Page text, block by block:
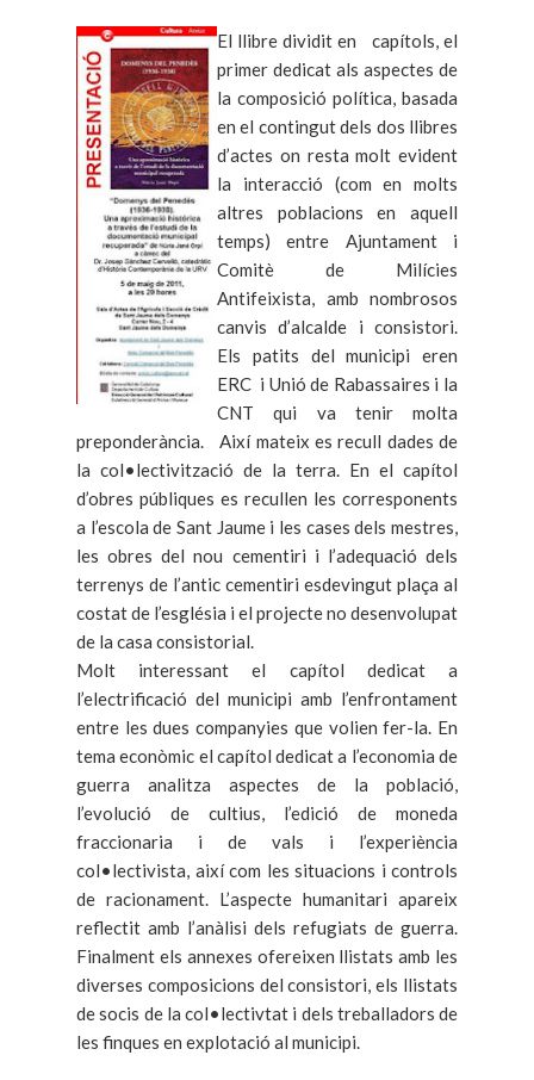
El llibre dividit en capítols, el
primer dedicat als aspectes de
la composició política, basada
en el contingut dels dos llibres
d’actes on resta molt evident
la interacció (com en molts
altres poblacions en aquell
temps) entre Ajuntament i
Comitè de Milícies
Antifeixista, amb nombrosos
canvis d’alcalde i consistori.
Els patits del municipi eren
ERC i Unió de Rabassaires i la
CNT qui va tenir molta
preponderància. Així mateix es recull dades de
la col•lectivització de la terra. En el capítol
d’obres públiques es recullen les corresponents
a l’escola de Sant Jaume i les cases dels mestres,
les obres del nou cementiri i l’adequació dels
terrenys de l’antic cementiri esdevingut plaça al
costat de l’església i el projecte no desenvolupat
de la casa consistorial.
Molt interessant el capítol dedicat a
l’electrificació del municipi amb l’enfrontament
entre les dues companyies que volien fer-la. En
tema econòmic el capítol dedicat a l’economia de
guerra analitza aspectes de la població,
l’evolució de cultius, l’edició de moneda
fraccionaria i de vals i l’experiència
col•lectivista, així com les situacions i controls
de racionament. L’aspecte humanitari apareix
reflectit amb l’anàlisi dels refugiats de guerra.
Finalment els annexes ofereixen llistats amb les
diverses composicions del consistori, els llistats
de socis de la col•lectivtat i dels treballadors de
les finques en explotació al municipi.